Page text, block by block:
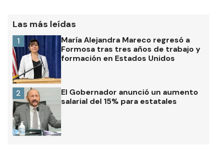
Las más leídas
María Alejandra Mareco regresó a
Formosa tras tres años de trabajo y
formación en Estados Unidos
1
El Gobernador anunció un aumento
salarial del 15% para estatales
2